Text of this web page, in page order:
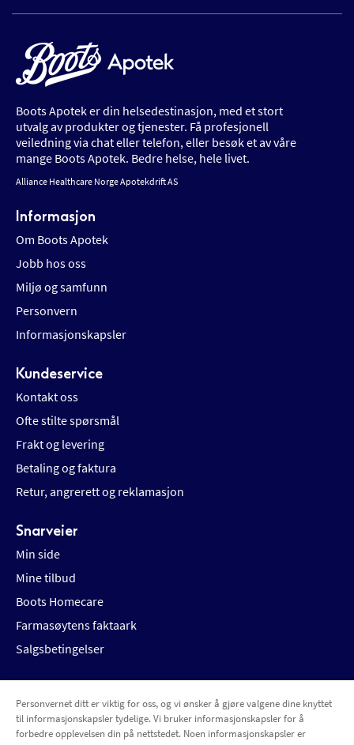
Boots Apotek er din helsedestinasjon, med et stort
utvalg av produkter og tjenester. Få profesjonell
veiledning via chat eller telefon, eller besøk et av våre
mange Boots Apotek. Bedre helse, hele livet.
Alliance Healthcare Norge Apotekdrift AS
Informasjon
Om Boots Apotek
Jobb hos oss
Miljø og samfunn
Personvern
Informasjonskapsler
Kundeservice
Kontakt oss
Ofte stilte spørsmål
Frakt og levering
Betaling og faktura
Retur, angrerett og reklamasjon
Snarveier
Min side
Mine tilbud
Boots Homecare
Farmasøytens faktaark
Salgsbetingelser
Betalingsalternativer Leveringsalternativer
Personvernet ditt er viktig for oss, og vi ønsker å gjøre valgene dine knyttet
til informasjonskapsler tydelige. Vi bruker informasjonskapsler for å
forbedre opplevelsen din på nettstedet. Noen informasjonskapsler er